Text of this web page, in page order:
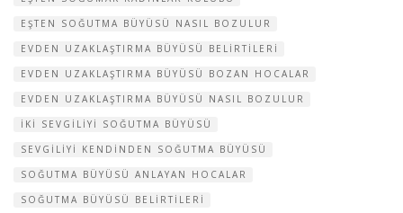
EŞTEN SOĞUTMA BÜYÜSÜ NASIL BOZULUR
EVDEN UZAKLAŞTIRMA BÜYÜSÜ BELIRTILERI
EVDEN UZAKLAŞTIRMA BÜYÜSÜ BOZAN HOCALAR
EVDEN UZAKLAŞTIRMA BÜYÜSÜ NASIL BOZULUR
IKI SEVGILIYI SOĞUTMA BÜYÜSÜ
SEVGILIYI KENDINDEN SOĞUTMA BÜYÜSÜ
SOĞUTMA BÜYÜSÜ ANLAYAN HOCALAR
SOĞUTMA BÜYÜSÜ BELIRTILERI